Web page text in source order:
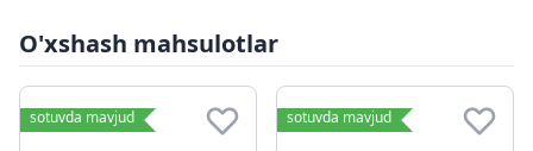
O'xshash mahsulotlar
sotuvda mavjud sotuvda mavjud